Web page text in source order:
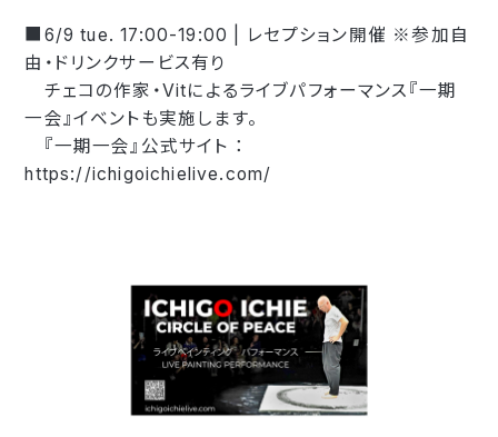
■6/9 tue. 17:00-19:00 | レセプション開催 ※参加自
由・ドリンクサービス有り
チェコの作家・Vitによるライブパフォーマンス『一期
一会』イベントも実施します。
『一期一会』公式サイト ：
https://ichigoichielive.com/